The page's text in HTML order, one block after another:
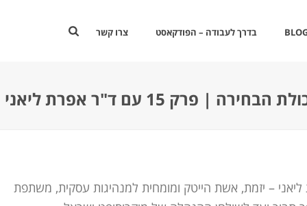
צרו קשר בדרך לעבודה – הפודקאסט
15 עם ד"ר אפרת ליאני
– יזמת, אשת הייטק ומומחית למנהיגות עסקית, משתפת